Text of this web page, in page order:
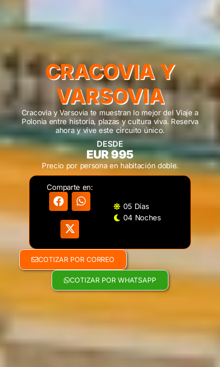
CRACOVIA Y
VARSOVIA
Cracovia y Varsovia te muestran lo mejor del Viaje a
Polonia entre historia, plazas y cultura viva. Reserva
ahora y vive este circuito único.
DESDE
EUR 995
Precio por persona en habitación doble.
Comparte en:
05 Días
04 Noches
COTIZAR POR CORREO
COTIZAR POR WHATSAPP